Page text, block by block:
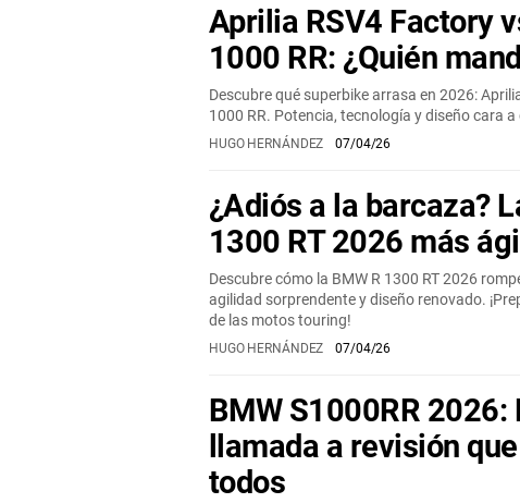
Aprilia RSV4 Factory
1000 RR: ¿Quién
Descubre qué superbike arrasa en 2026:
1000 RR. Potencia, tecnología y diseño cara
HUGO HERNÁNDEZ 07/04/26
¿Adiós a la barcaza?
1300 RT 2026 más
Descubre cómo la BMW R 1300 RT 2026
agilidad sorprendente y diseño renovado.
de las motos touring!
HUGO HERNÁNDEZ 07/04/26
BMW S1000RR 2026:
llamada a revisión
todos